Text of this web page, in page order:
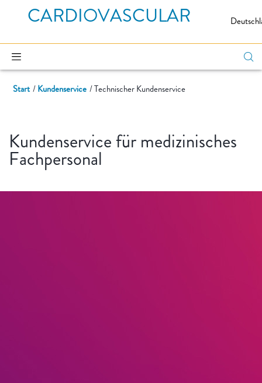
CARDIOVASCULAR
Start Kundenservice Technischer Kundenservice
Kundenservice für medizinisches
Fachpersonal